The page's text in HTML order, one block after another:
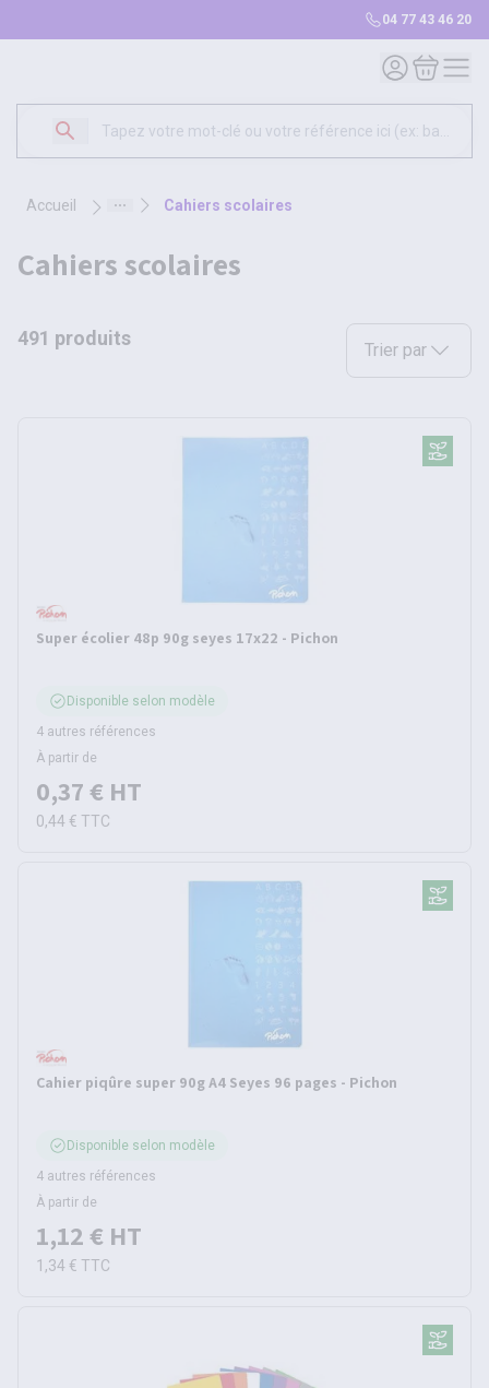
04 77 43 46 20
Mon compte
Mon
accueil cahiers scolaires
cahiers scolaires
491 produits
Trier par
Super écolier 48p 90g seyes 17x22 - Pichon
Disponible selon modèle
4 autres références
À partir de
0,37 € HT
0,44 € TTC
Cahier piqûre super 90g A4 Seyes 96 pages - Pichon
Disponible selon modèle
4 autres références
À partir de
1,12 € HT
1,34 € TTC